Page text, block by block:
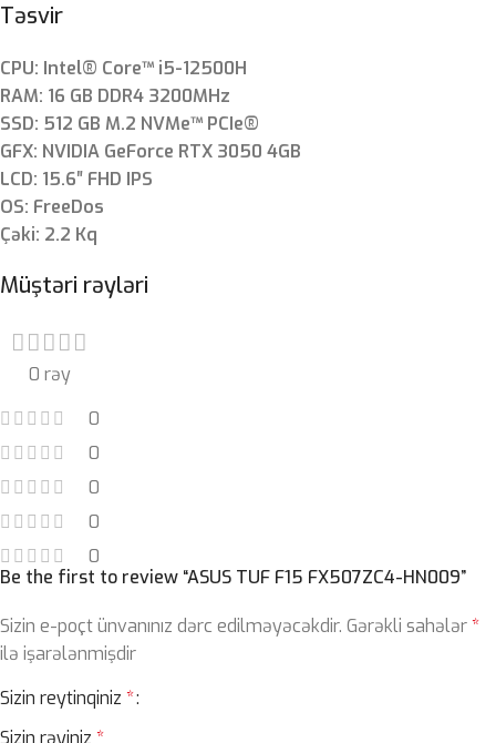
Təsvir
CPU: Intel® Core™ i5-12500H
RAM: 16 GB DDR4 3200MHz
SSD: 512 GB M.2 NVMe™ PCIe®
GFX: NVIDIA GeForce RTX 3050 4GB
LCD: 15.6″ FHD IPS
OS: FreeDos
Çəki: 2.2 Kq
Müştəri rəyləri
0 rəy
0
0
0
0
0
Be the first to review “ASUS TUF F15 FX507ZC4-HN009”
Sizin e-poçt ünvanınız dərc edilməyəcəkdir. Gərəkli sahələr*
ilə işarələnmişdir
Sizin reytinqiniz *
Sizin rəyiniz *